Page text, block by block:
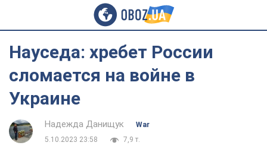
Науседа: хребет России
сломается на войне в
Украине
Надежда Данищук
War
5.10.2023 23:58
7,9 т.